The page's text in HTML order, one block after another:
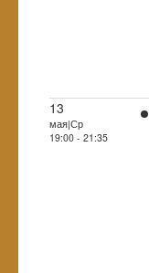
13
мая|Ср
19:00 - 21:35